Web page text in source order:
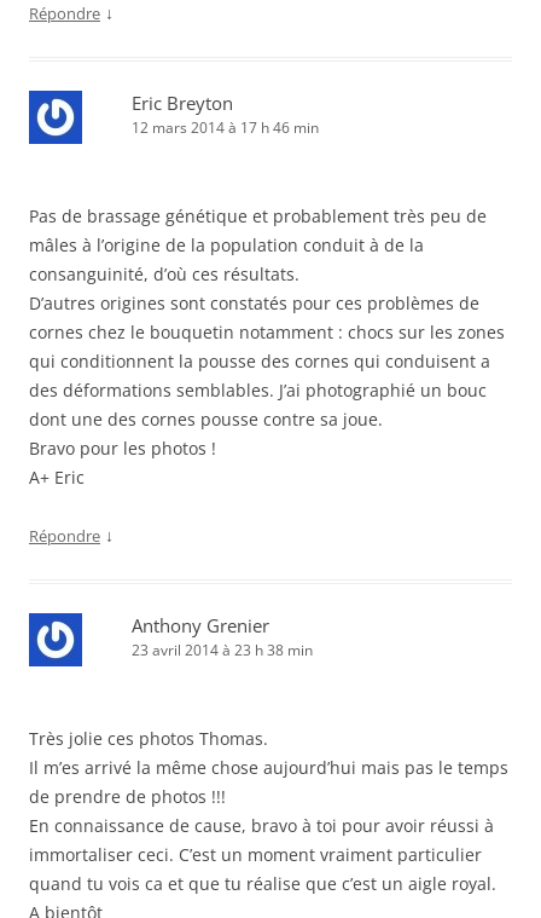
Répondre ↓
Eric Breyton
12 mars 2014 à 17 h 46 min
Pas de brassage génétique et probablement très peu de
mâles à l’origine de la population conduit à de la
consanguinité, d’où ces résultats.
D’autres origines sont constatés pour ces problèmes de
cornes chez le bouquetin notamment : chocs sur les zones
qui conditionnent la pousse des cornes qui conduisent a
des déformations semblables. J’ai photographié un bouc
dont une des cornes pousse contre sa joue.
Bravo pour les photos !
A+ Eric
Répondre ↓
Anthony Grenier
23 avril 2014 à 23 h 38 min
Très jolie ces photos Thomas.
Il m’es arrivé la même chose aujourd’hui mais pas le temps
de prendre de photos !!!
En connaissance de cause, bravo à toi pour avoir réussi à
immortaliser ceci. C’est un moment vraiment particulier
quand tu vois ca et que tu réalise que c’est un aigle royal.
A bientôt